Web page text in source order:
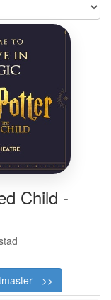
Child -
- >>